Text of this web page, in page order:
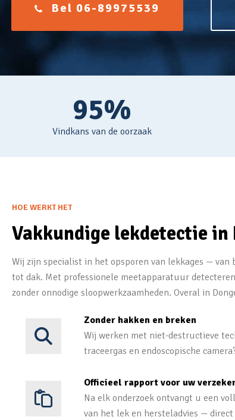
Bel 06-89975539
95%
Vindkans van de oorzaak
HOE WERKT HET
Vakkundige lekdetectie in
Wij zijn specialist in het opsporen van lekkages — van
tot dak. Met professionele meetapparatuur
zonder onnodige sloopwerkzaamheden. Overal in
Zonder hakken en breken
Wij werken met niet-destructieve
traceergas en endoscopische
Officieel rapport voor uw
Na elk onderzoek ontvangt u een
van het lek en hersteladvies —